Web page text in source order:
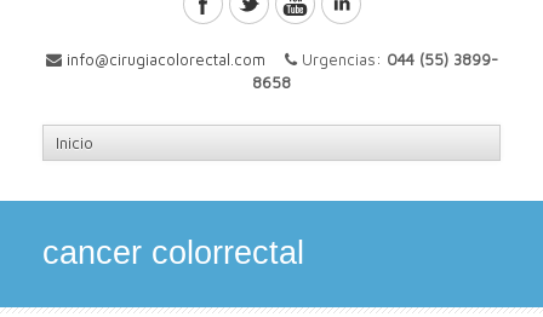
info@cirugiacolorectal.com Urgencias: 044 (55) 3899-
8658
cancer colorrectal